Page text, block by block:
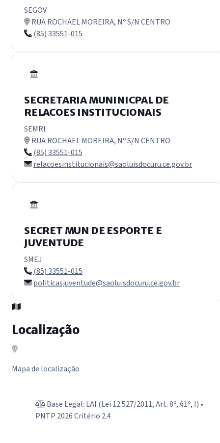
SEGOV
RUA ROCHAEL MOREIRA, Nº S/N CENTRO
(85) 33551-015
SECRETARIA MUNINICPAL DE
RELACOES INSTITUCIONAIS
SEMRI
RUA ROCHAEL MOREIRA, Nº S/N CENTRO
(85) 33551-015
relacoesinstitucionais@saoluisdocuru.ce.gov.br
SECRET MUN DE ESPORTE E
JUVENTUDE
SMEJ
(85) 33551-015
politicasjuventude@saoluisdocuru.ce.gov.br
Localização
Mapa de localização
Base Legal: LAI (Lei 12.527/2011, Art. 8º, §1º, I) •
PNTP 2026 Critério 2.4